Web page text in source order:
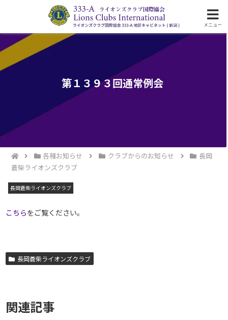
ライオンズクラブ国際協会333-A地区の活動
第１３９３回通常例会
各種お知らせ クラブからのお知らせ
長岡
蒼柴ライオンズクラブ
長岡蒼柴ライオンズクラブ
こちらをご覧ください。
長岡蒼柴ライオンズクラブ
関連記事
メニュー